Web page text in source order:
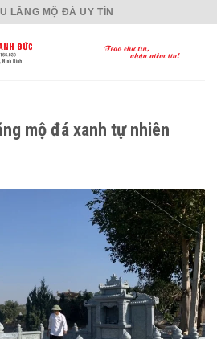
LĂNG MỘ ĐÁ UY TÍN
mộ đá xanh tự nhiên